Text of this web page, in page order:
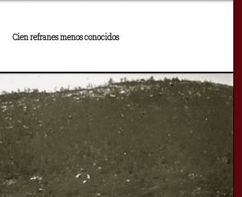
Cien refranes menos conocidos